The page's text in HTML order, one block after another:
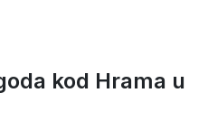
kod Hrama u